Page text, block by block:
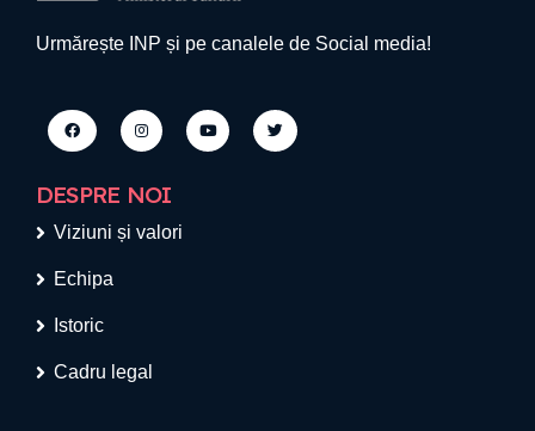
Urmărește INP și pe canalele de Social media!
DESPRE NOI
Viziuni și valori
Echipa
Istoric
Cadru legal